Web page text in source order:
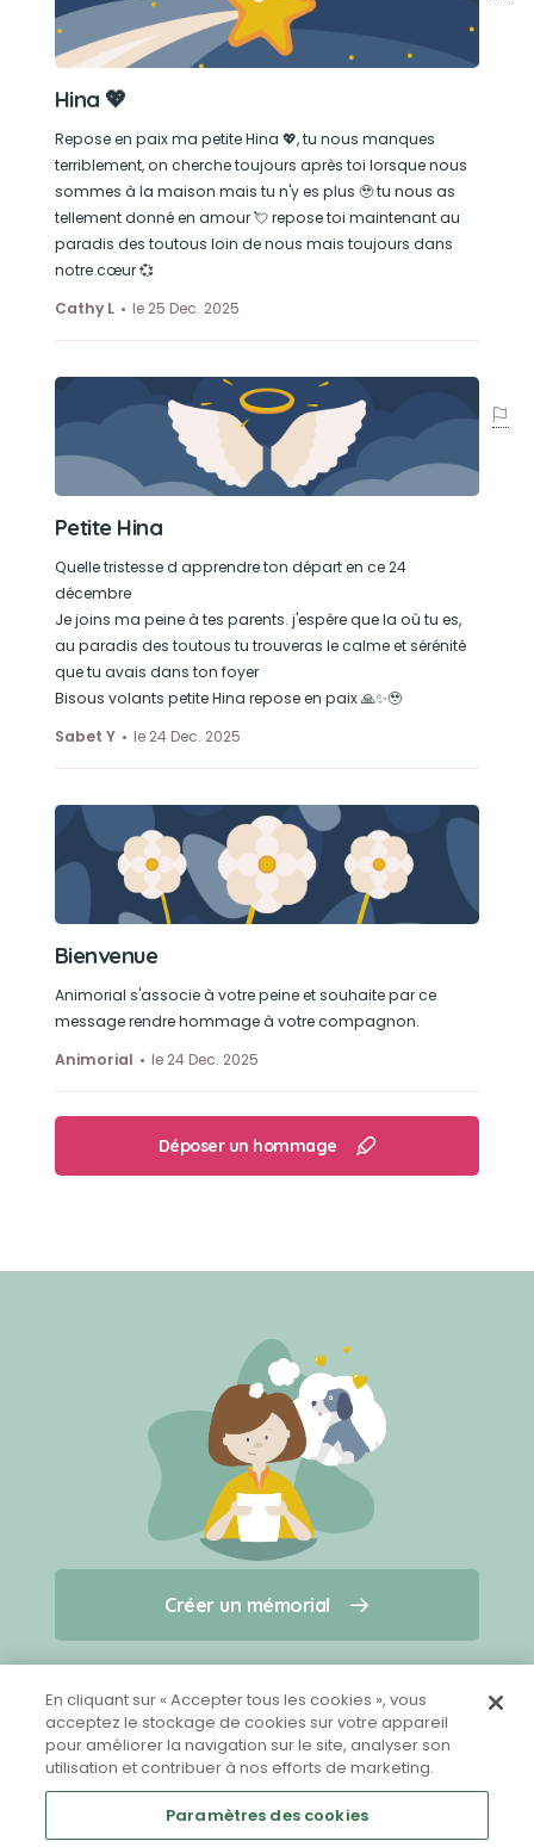
Créer un mémorial
Qui sommes-nous ?
Nous contacter
Partager sur Facebook
Hina 💖
Repose en paix ma petite Hina 💖, tu nous manques
terriblement, on cherche toujours après toi lorsque nous
sommes à la maison mais tu n'y es plus 🥹 tu nous as
tellement donné en amour 💘 repose toi maintenant au
paradis des toutous loin de nous mais toujours dans
notre cœur 💞
Cathy L
le 25 Dec. 2025
Petite Hina
Quelle tristesse d apprendre ton départ en ce 24
décembre
Je joins ma peine à tes parents. j'espère que la où tu es,
au paradis des toutous tu trouveras le calme et sérénité
que tu avais dans ton foyer
Bisous volants petite Hina repose en paix 🙏✨🥹
Sabet Y
le 24 Dec. 2025
Bienvenue
Animorial s'associe à votre peine et souhaite par ce
message rendre hommage à votre compagnon.
Animorial
le 24 Dec. 2025
Déposer un hommage
Créer un mémorial
En cliquant sur « Accepter tous les cookies », vous
acceptez le stockage de cookies sur votre appareil
pour améliorer la navigation sur le site, analyser son
utilisation et contribuer à nos efforts de marketing.
Paramètres des cookies